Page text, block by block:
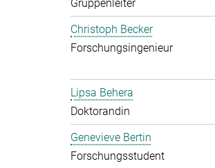
Gruppenleiter
Christoph Becker
Forschungsingenieur
Lipsa Behera
Doktorandin
Genevieve Bertin
Forschungsstudent